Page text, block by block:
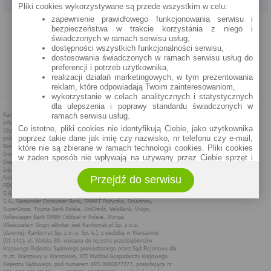
PROGRAM PARTNERSKI O NAS REKLAMA REGULAMIN
POLITYKA PRYWATNOŚCI POLITYKA COOKIES ZASADY PLASOWANIA
Pliki cookies wykorzystywane są przede wszystkim w celu:
zapewnienie prawidłowego funkcjonowania serwisu i
bezpieczeństwa w trakcie korzystania z niego i
świadczonych w ramach serwisu usług,
dostępności wszystkich funkcjonalności serwisu,
dostosowania świadczonych w ramach serwisu usług do
preferencji i potrzeb użytkownika,
realizacji działań marketingowych, w tym prezentowania
reklam, które odpowiadają Twoim zainteresowaniom,
wykorzystanie w celach analitycznych i statystycznych
dla ulepszenia i poprawy standardu świadczonych w
ramach serwisu usług.
Co istotne, pliki cookies nie identyfikują Ciebie, jako użytkownika
poprzez takie dane jak imię czy nazwisko, nr telefonu czy e-mail,
które nie są zbierane w ramach technologii cookies. Pliki cookies
w żaden sposób nie wpływają na używany przez Ciebie sprzęt i
Zakres wykorzystywania plików cookies możliwy jest do
określenia w ustawieniach przeglądarki każdego użytkownika. Bez
wprowadzenia zmian ustawień, informacje w plikach cookies mogą
być zapisywane w pamięci Twojego urządzenia.
Administratorem danych pozyskiwanych w technologii cookies jest
spółka Rankomat.pl Sp. z o.o. (dawniej: Rankomat Sp. z o. o. Sp.
k.) z siedzibą w Warszawie, ul. Wolska 88, 01 - 141 Warszawa.
Możesz jako użytkownik w każdym czasie skontaktować się z
administratorem pod adresem bok@ebroker.pl, jak również wyrazić
Przejdź do serwisu